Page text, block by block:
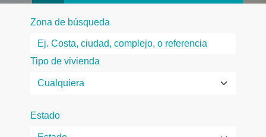
Zona de búsqueda
Tipo de vivienda
Estado